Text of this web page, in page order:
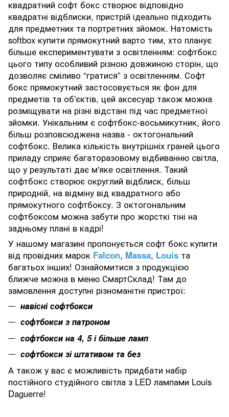
квадратний софт бокс створює відповідно
квадратні відблиски, пристрій ідеально підходить
для предметних та портретних зйомок. Натомість
softbox купити прямокутний варто тим, хто планує
більше експериментувати з освітленням: софтбокс
цього типу особливий різною довжиною сторін, що
дозволяє сміливо “гратися” з освітленням. Софт
бокс прямокутний застосовується як фон для
предметів та об'єктів, цей аксесуар також можна
розміщувати на різні відстані під час предметної
зйомки. Унікальним є софтбокс-восьмикутник, його
більш розповсюджена назва - октогональний
софтбокс. Велика кількість внутрішніх граней цього
приладу сприяє багаторазовому відбиванню світла,
що у результаті дає м'яке освітлення. Такий
софтбокс створює округлий відблиск, більш
природній, на відміну від квадратного або
прямокутного софтбоксу. З октогональним
софтбоксом можна забути про жорсткі тіні на
задньому плані в кадрі!
У нашому магазині пропонується софт бокс купити
від провідних марок Falcon, Massa, Louis та
багатьох інших! Ознайомитися з продукцією
ближче можна в меню СмартСклад! Там до
замовлення доступні різноманітні пристрої:
навісні софтбокси
софтбокси з патроном
софтбокси на 4, 5 і більше ламп
софтбокси зі штативом та без
А також у вас є можливість придбати набір
постійного студійного світла з LED лампами Louis
Daguerre!